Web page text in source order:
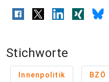
Stichworte
Innenpolitik BZÖ